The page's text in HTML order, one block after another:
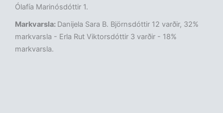
Ólafía Marinósdóttir 1.
Markvarsla: Danijela Sara B. Björnsdóttir 12 varðir, 32%
markvarsla - Erla Rut Viktorsdóttir 3 varðir - 18%
markvarsla.